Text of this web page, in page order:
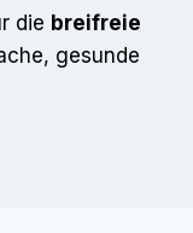
die breifreie
gesunde